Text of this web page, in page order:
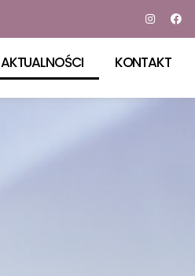
AKTUALNOŚCI KONTAKT